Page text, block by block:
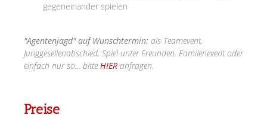
gegeneinander spielen
"Agentenjagd" auf Wunschtermin: als Teamevent,
Junggesellenabschied, Spiel unter Freunden, Familenevent oder
einfach nur so... bitte HIER anfragen.
Preise